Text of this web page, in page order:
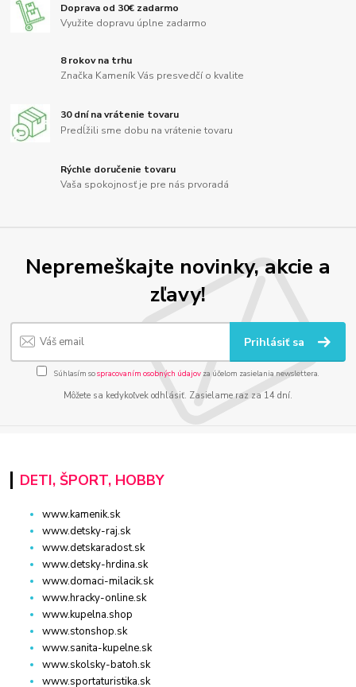
Doprava od 30€ zadarmo
Využite dopravu úplne zadarmo
8 rokov na trhu
Značka Kameník Vás presvedčí o kvalite
30 dní na vrátenie tovaru
Predĺžili sme dobu na vrátenie tovaru
Rýchle doručenie tovaru
Vaša spokojnosť je pre nás prvoradá
Nepremeškajte novinky, akcie a
zľavy!
Prihlásiť sa
Súhlasím sospracovaním osobných údajov za účelom zasielania newslettera.
Môžete sa kedykoľvek odhlásiť. Zasielame raz za 14 dní.
DETI, ŠPORT, HOBBY
www.kamenik.sk
www.detsky-raj.sk
www.detskaradost.sk
www.detsky-hrdina.sk
www.domaci-milacik.sk
www.hracky-online.sk
www.kupelna.shop
www.stonshop.sk
www.sanita-kupelne.sk
www.skolsky-batoh.sk
www.sportaturistika.sk